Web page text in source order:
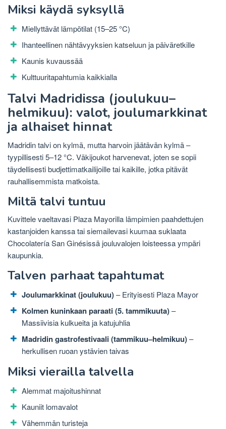
Miksi käydä syksyllä
Miellyttävät lämpötilat (15–25 °C)
Ihanteellinen nähtävyyksien katseluun ja päiväretkille
Kaunis kuvaussää
Kulttuuritapahtumia kaikkialla
Talvi Madridissa (joulukuu–
helmikuu): valot, joulumarkkinat
ja alhaiset hinnat
Madridin talvi on kylmä, mutta harvoin jäätävän kylmä –
tyypillisesti 5–12 °C. Väkijoukot harvenevat, joten se sopii
täydellisesti budjettimatkailijoille tai kaikille, jotka pitävät
rauhallisemmista matkoista.
Miltä talvi tuntuu
Kuvittele vaeltavasi Plaza Mayorilla lämpimien paahdettujen
kastanjoiden kanssa tai siemailevasi kuumaa suklaata
Chocolatería San Ginésissä jouluvalojen loisteessa ympäri
kaupunkia.
Talven parhaat tapahtumat
Joulumarkkinat (joulukuu)– Erityisesti Plaza Mayor
Kolmen kuninkaan paraati (5. tammikuuta)–
Massiivisia kulkueita ja katujuhlia
Madridin gastrofestivaali (tammikuu–helmikuu)–
herkullisen ruoan ystävien taivas
Miksi vierailla talvella
Alemmat majoitushinnat
Kauniit lomavalot
Vähemmän turisteja